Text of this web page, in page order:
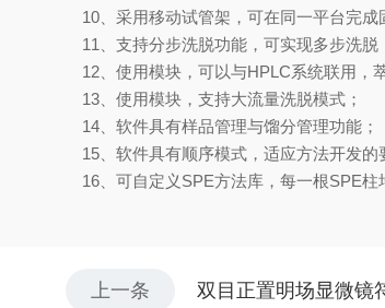
10、采用移动试管架，可在同一平台完成
11、支持分步洗脱功能，可实现多步洗脱
12、使用模块，可以与HPLC系统联用，
13、使用模块，支持大流量洗脱模式；
14、软件具有样品管理与馏分管理功能；
15、软件具有顺序模式，适应方法开发的
16、可自定义SPE方法库，每一根SPE柱
上一条 双目正置明场显微镜